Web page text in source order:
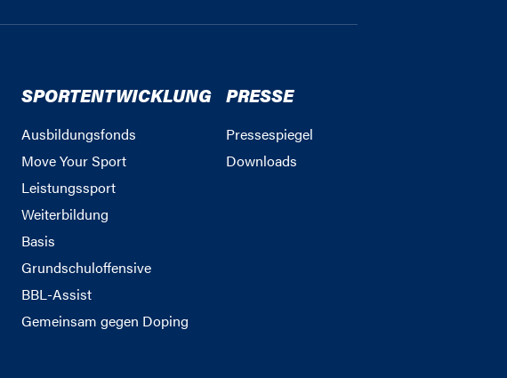
SPORTENTWICKLUNG
Ausbildungsfonds
Move Your Sport
Leistungssport
Weiterbildung
Basis
Grundschuloffensive
BBL-Assist
Gemeinsam gegen Doping
PRESSE
Pressespiegel
Downloads